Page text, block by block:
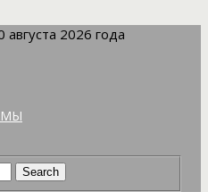
2026 года